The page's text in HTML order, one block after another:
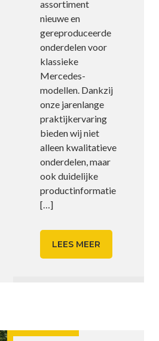
assortiment
nieuwe en
gereproduceerde
onderdelen voor
klassieke
Mercedes-
modellen. Dankzij
onze jarenlange
praktijkervaring
bieden wij niet
alleen kwalitatieve
onderdelen, maar
ook duidelijke
productinformatie
[…]
LEES MEER